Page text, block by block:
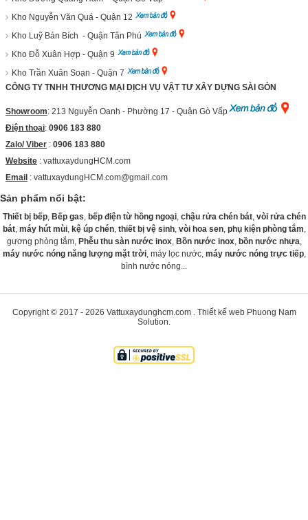
Kho Nguyễn Văn Quá - Quận 12
Kho Luỹ Bán Bích - Quận Tân Phú
Kho Đỗ Xuân Hợp - Quận 9
Kho Trần Xuân Soạn - Quận 7
CÔNG TY TNHH THƯƠNG MẠI DỊCH VỤ VẬT TƯ XÂY DỰNG SÀI GÒN
Showroom: 213 Nguyễn Oanh - Phường 17 - Quận Gò Vấp
Điện thoại: 0906 183 880
Zalo/ Viber : 0906 183 880
Website : vattuxaydungHCM.com
Email : vattuxaydungHCM.com@gmail.com
Sản phẩm nổi bật:
Thiết bị bếp, Bếp gas bếp điện từ hồng ngoại, chậu rửa chén bát, vòi rửa chén
bát, máy hút mùi, kệ úp chén, thiết bị vệ sinh, vòi hoa sen, phụ kiện phòng tắm
gương phòng tắm, Phễu thu sàn nước inox, Bồn nước inox, bồn nước nhựa
máy nước nóng năng lượng mặt trời, máy lọc nước, máy nước nóng trực tiếp,
bình nước nóng...
Copyright © 2017 - 2026 Vattuxaydunghcm.com. Thiết kế web Phuong Nam
Solution